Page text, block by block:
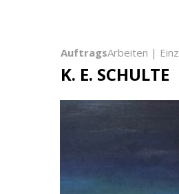
AuftragsArbeiten |
K. E. SCHULTE